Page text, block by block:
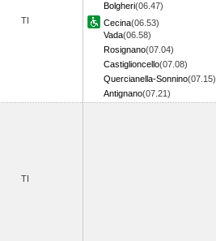
TI
Bolgheri(06.47)
Cecina(06.53)
Vada(06.58)
Rosignano(07.04)
Castiglioncello(07.08)
Quercianella-Sonnino(07.15)
Antignano(07.21)
TI